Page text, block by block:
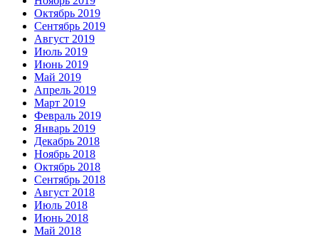
Октябрь 2019
Сентябрь 2019
Август 2019
Июль 2019
Июнь 2019
Май 2019
Апрель 2019
Март 2019
Февраль 2019
Январь 2019
Декабрь 2018
Ноябрь 2018
Октябрь 2018
Сентябрь 2018
Август 2018
Июль 2018
Июнь 2018
Май 2018